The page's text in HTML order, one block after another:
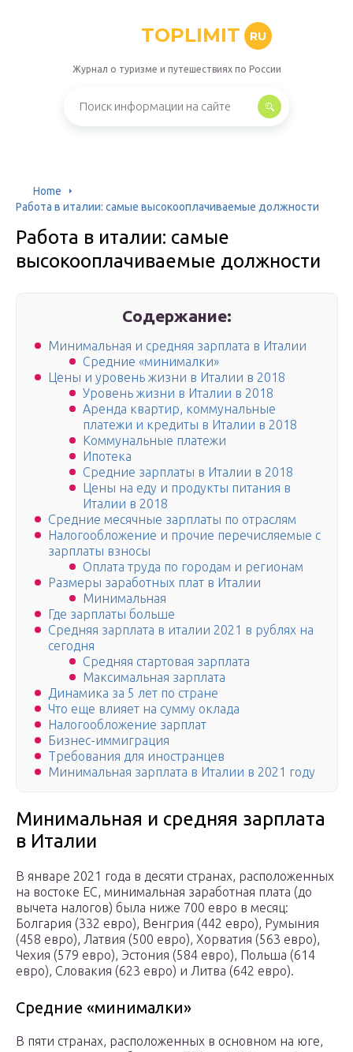
TOPLIMIT RU
Журнал о туризме и путешествиях по России
Home
Работа в италии: самые высокооплачиваемые должности
Работа в италии: самые
высокооплачиваемые должности
Содержание:
Минимальная и средняя зарплата в Италии
Средние «минималки»
Цены и уровень жизни в Италии в 2018
Уровень жизни в Италии в 2018
Аренда квартир, коммунальные
платежи и кредиты в Италии в 2018
Коммунальные платежи
Ипотека
Средние зарплаты в Италии в 2018
Цены на еду и продукты питания в
Италии в 2018
Средние месячные зарплаты по отраслям
Налогообложение и прочие перечисляемые с
зарплаты взносы
Оплата труда по городам и регионам
Размеры заработных плат в Италии
Минимальная
Где зарплаты больше
Средняя зарплата в италии 2021 в рублях на
сегодня
Средняя стартовая зарплата
Максимальная зарплата
Динамика за 5 лет по стране
Что еще влияет на сумму оклада
Налогообложение зарплат
Бизнес-иммиграция
Требования для иностранцев
Минимальная зарплата в Италии в 2021 году
Минимальная и средняя зарплата
в Италии
В январе 2021 года в десяти странах, расположенных
на востоке ЕС, минимальная заработная плата (до
вычета налогов) была ниже 700 евро в месяц:
Болгария (332 евро), Венгрия (442 евро), Румыния
(458 евро), Латвия (500 евро), Хорватия (563 евро),
Чехия (579 евро), Эстония (584 евро), Польша (614
евро), Словакия (623 евро) и Литва (642 евро).
Средние «минималки»
В пяти странах, расположенных в основном на юге,